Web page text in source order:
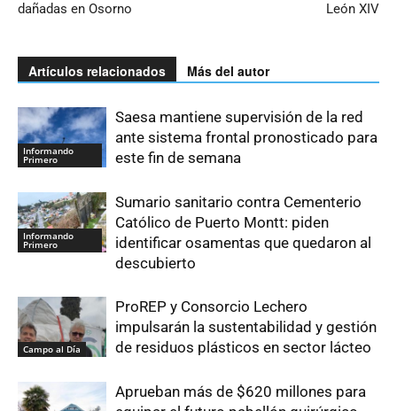
dañadas en Osorno
León XIV
Artículos relacionados Más del autor
Informando
Primero
Saesa mantiene supervisión de la red
ante sistema frontal pronosticado para
este fin de semana
Informando
Primero
Sumario sanitario contra Cementerio
Católico de Puerto Montt: piden
identificar osamentas que quedaron al
descubierto
Campo al Día
ProREP y Consorcio Lechero
impulsarán la sustentabilidad y gestión
de residuos plásticos en sector lácteo
Aprueban más de $620 millones para